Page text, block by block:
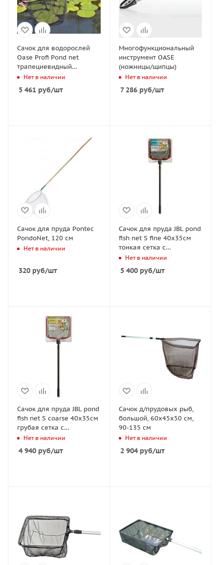
Сачок для водорослей
Oase Profi Pond net
трапециевидный
40*40*40см,
113/190см
Нет в наличии
5 461 руб/шт
Многофункциональный
инструмент OASE
(ножницы/щипцы)
Нет в наличии
7 286руб/шт
Сачок для пруда Pontec
PondoNet, 120 см
Нет в наличии
320 руб/шт
Сачок для пруда JBL pond
fish net S fine 40х35см
тонкая сетка с
телескопической ручкой
Нет в наличии
5 400руб/шт
Сачок для пруда JBL pond
fish net S coarse 40х35см
грубая сетка с
телескопической ручкой
Нет в наличии
4 940 руб/шт
Сачок д/прудовых рыб,
большой, 60х45х50 см,
90-135 см
Нет в наличии
2 904руб/шт